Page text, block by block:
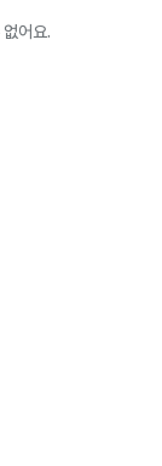
어요.